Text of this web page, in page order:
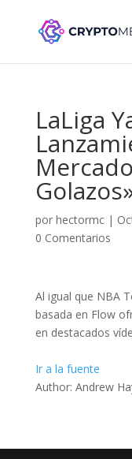
LaLiga
por hectormc|
0 Comentarios
Al igual que NBA
basada en Flow
en destacados
Ir a la fuente
Author: Andrew